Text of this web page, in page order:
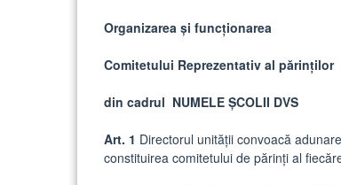
Organizarea și funcționarea
Comitetului Reprezentativ al părinților
din cadrul NUMELE ȘCOLII DVS
Art. 1 Directorul unității convoacă
constituirea comitetului de părinți al